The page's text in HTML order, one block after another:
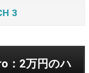
3
：2万円のハ